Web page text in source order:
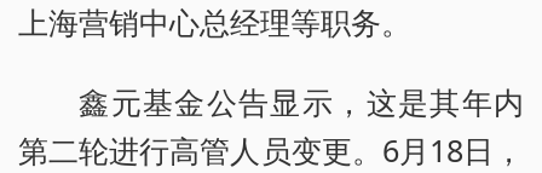
上海营销中心总经理等职务。
鑫元基金公告显示，这是其年内
第二轮进行高管人员变更。6月18日，